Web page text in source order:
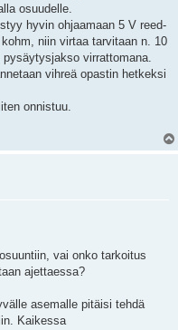
osuudelle.
hyvin ohjaamaan 5 V reed-
niin virtaa tarvitaan n. 10
virrattomana.
vihreä opastin hetkeksi
onnistuu.
vai onko tarkoitus
ajettaessa?
asemalle pitäisi tehdä
Kaikessa